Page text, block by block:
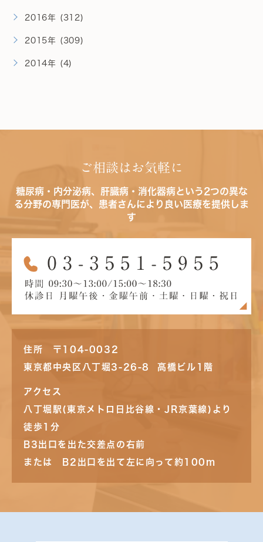
2016年 (312)
2015年 (309)
2014年 (4)
ご相談はお気軽に
糖尿病・内分泌病、肝臓病・消化器病という2つの異な
る分野の専門医が、患者さんにより良い医療を提供しま
す
住所 〒104-0032
東京都中央区八丁堀3-26-8 高橋ビル1階
アクセス
八丁堀駅(東京メトロ日比谷線・JR京葉線)より
徒歩1分
B3出口を出た交差点の右前
または B2出口を出て左に向って約100m